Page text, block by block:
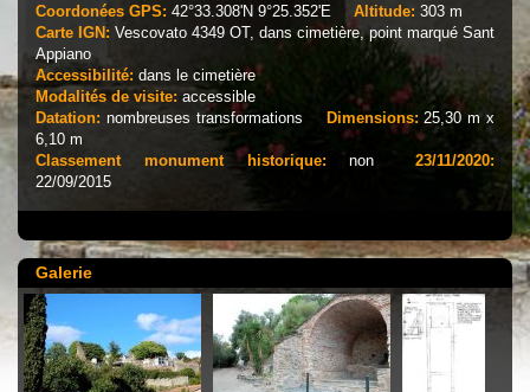
Coordonées GPS: 42°33.308'N 9°25.352'E Altitude: 303 m
Carte IGN: Vescovato 4349 OT, dans cimetière, point marqué Sant
Appiano
Accessibilité: dans le cimetière
Modalités de visite: accessible
Datation: nombreuses transformations Dimensions:25,30 m x
6,10 m
Classement monument historique:non
23/11/2020:
22/09/2015
Galerie